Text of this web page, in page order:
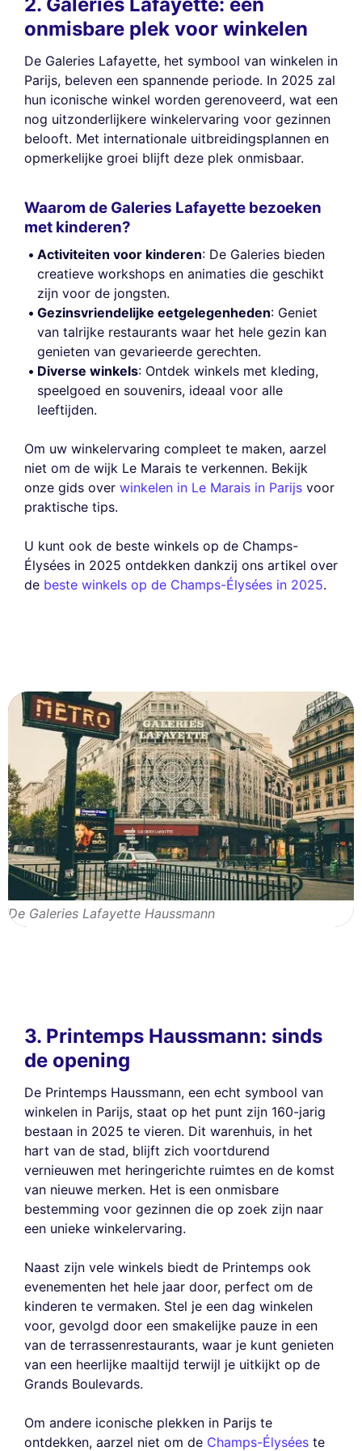
2. Galeries Lafayette: een
onmisbare plek voor winkelen
De Galeries Lafayette, het symbool van winkelen in
Parijs, beleven een spannende periode. In 2025 zal
hun iconische winkel worden gerenoveerd, wat een
nog uitzonderlijkere winkelervaring voor gezinnen
belooft. Met internationale uitbreidingsplannen en
opmerkelijke groei blijft deze plek onmisbaar.
Waarom de Galeries Lafayette bezoeken
met kinderen?
Activiteiten voor kinderen: De Galeries bieden
creatieve workshops en animaties die geschikt
zijn voor de jongsten.
Gezinsvriendelijke eetgelegenheden: Geniet
van talrijke restaurants waar het hele gezin kan
genieten van gevarieerde gerechten.
Diverse winkels: Ontdek winkels met kleding,
speelgoed en souvenirs, ideaal voor alle
leeftijden.
Om uw winkelervaring compleet te maken, aarzel
niet om de wijk Le Marais te verkennen. Bekijk
onze gids over winkelen in Le Marais in Parijs voor
praktische tips.
U kunt ook de beste winkels op de Champs-
Élysées in 2025 ontdekken dankzij ons artikel over
de beste winkels op de Champs-Élysées in 2025.
De Galeries Lafayette Haussmann
3. Printemps Haussmann: sinds
de opening
De Printemps Haussmann, een echt symbool van
winkelen in Parijs, staat op het punt zijn 160-jarig
bestaan in 2025 te vieren. Dit warenhuis, in het
hart van de stad, blijft zich voortdurend
vernieuwen met heringerichte ruimtes en de komst
van nieuwe merken. Het is een onmisbare
bestemming voor gezinnen die op zoek zijn naar
een unieke winkelervaring.
Naast zijn vele winkels biedt de Printemps ook
evenementen het hele jaar door, perfect om de
kinderen te vermaken. Stel je een dag winkelen
voor, gevolgd door een smakelijke pauze in een
van de terrassenrestaurants, waar je kunt genieten
van een heerlijke maaltijd terwijl je uitkijkt op de
Grands Boulevards.
Om andere iconische plekken in Parijs te
ontdekken, aarzel niet om de Champs-Élysées te